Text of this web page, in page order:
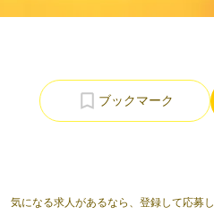
気になる求人があるなら、登録して応募